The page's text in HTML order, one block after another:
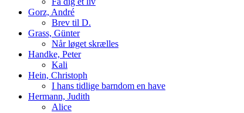
Gorz, André
Brev til D.
Grass, Günter
Når løget skrælles
Handke, Peter
Kali
Hein, Christoph
I hans tidlige barndom en have
Hermann, Judith
Alice